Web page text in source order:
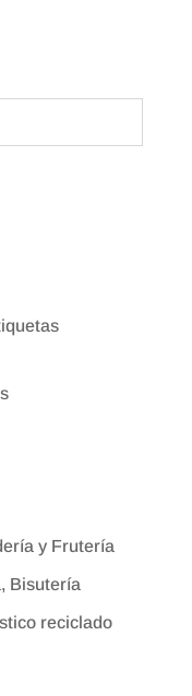
y Frutería
Bisutería
reciclado